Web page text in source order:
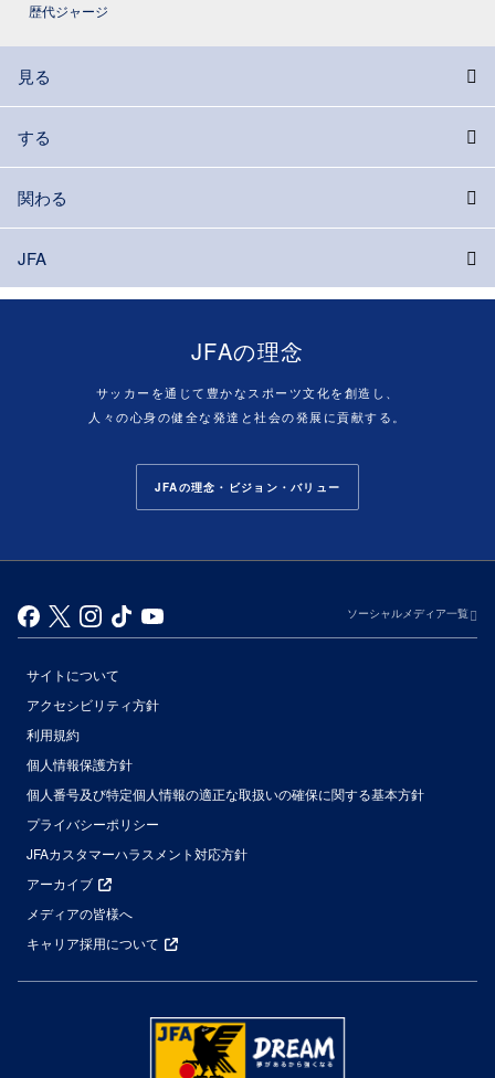
歴代ジャージ
見る
する
関わる
JFA
JFAの理念
サッカーを通じて豊かなスポーツ文化を創造し、
人々の心身の健全な発達と社会の発展に貢献する。
JFAの理念・ビジョン・バリュー
ソーシャルメディア一覧
サイトについて
アクセシビリティ方針
利用規約
個人情報保護方針
個人番号及び特定個人情報の適正な取扱いの確保に関する基本方針
プライバシーポリシー
JFAカスタマーハラスメント対応方針
アーカイブ
メディアの皆様へ
キャリア採用について